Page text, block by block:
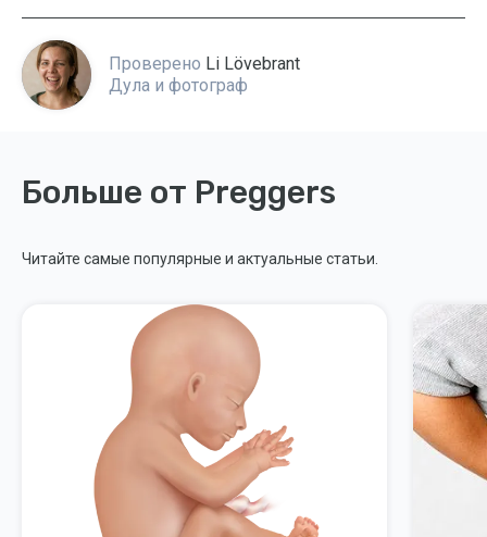
Проверено Li Lövebrant
Дула и фотограф
Больше от Preggers
Читайте самые популярные и актуальные статьи.